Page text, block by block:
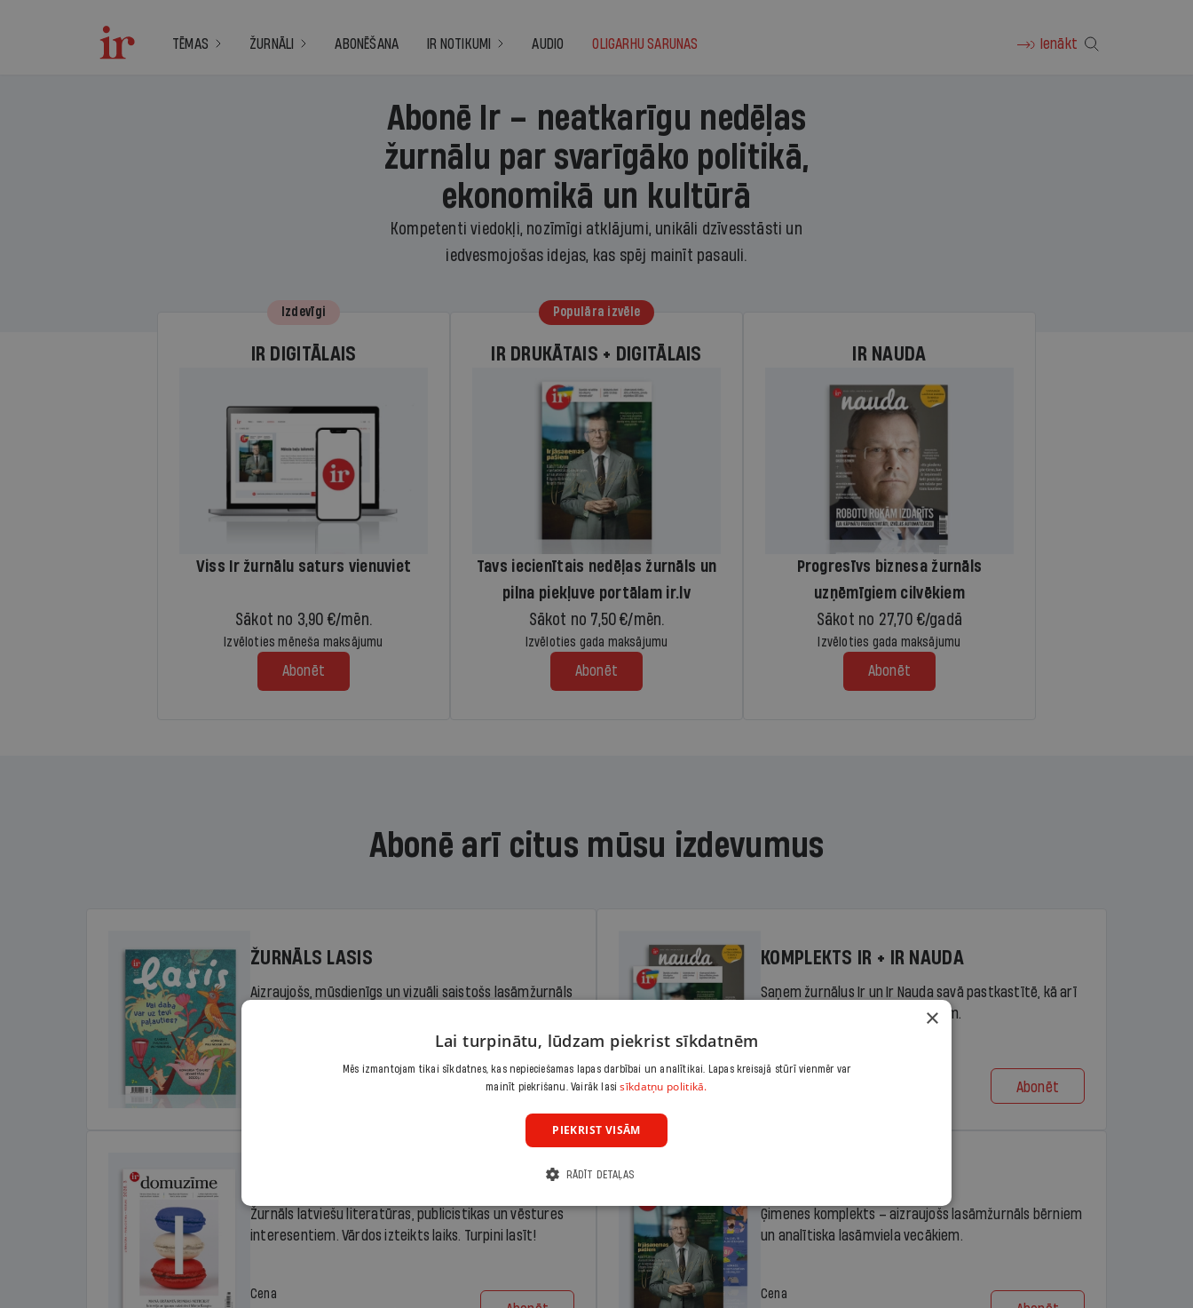
TĒMAS ŽURNĀLI ABONĒŠANA IR NOTIKUMI AUDIO OLIGARHU SARUNAS Ienākt
Abonē Ir – neatkarīgu nedēļas
žurnālu par svarīgāko politikā,
ekonomikā un kultūrā
Kompetenti viedokļi, nozīmīgi atklājumi, unikāli dzīvesstāsti un
iedvesmojošas idejas, kas spēj mainīt pasauli.
Izdevīgi
IR DIGITĀLAIS
Viss Ir žurnālu saturs vienuviet
Sākot no 3,90 €/mēn.
Izvēloties mēneša maksājumu
Abonēt
Populāra izvēle
IR DRUKĀTAIS + DIGITĀLAIS
Tavs iecienītais nedēļas žurnāls un
pilna piekļuve portālam ir.lv
Sākot no 7,50 €/mēn.
Izvēloties gada maksājumu
Abonēt
IR NAUDA
Progresīvs biznesa žurnāls
uzņēmīgiem cilvēkiem
Sākot no 27,70 €/gadā
Izvēloties gada maksājumu
Abonēt
Abonē arī citus mūsu izdevumus
ŽURNĀLS LASIS
Aizraujošs, mūsdienīgs un vizuāli saistošs lasāmžurnāls
Abonēt
KOMPLEKTS IR + IR NAUDA
Saņem žurnālus Ir un Ir Nauda savā pastkastītē, kā arī
pilnu piekļuvi portāla ir.lv saturam.
Cena
Abonēt
Žurnāls latviešu literatūras, publicistikas un vēstures
interesentiem. Vārdos izteikts laiks. Turpini lasīt!
Cena
Ģimenes komplekts – aizraujošs lasāmžurnāls bērniem
un analītiska lasāmviela vecākiem.
Cena
×
Lai turpinātu, lūdzam piekrist sīkdatnēm
Mēs izmantojam tikai sīkdatnes, kas nepieciešamas lapas darbībai un analītikai. Lapas kreisajā stūrī vienmēr var
mainīt piekrišanu. Vairāk lasisīkdatņu politikā.
PIEKRIST VISĀM
RĀDĪT DETAĻAS